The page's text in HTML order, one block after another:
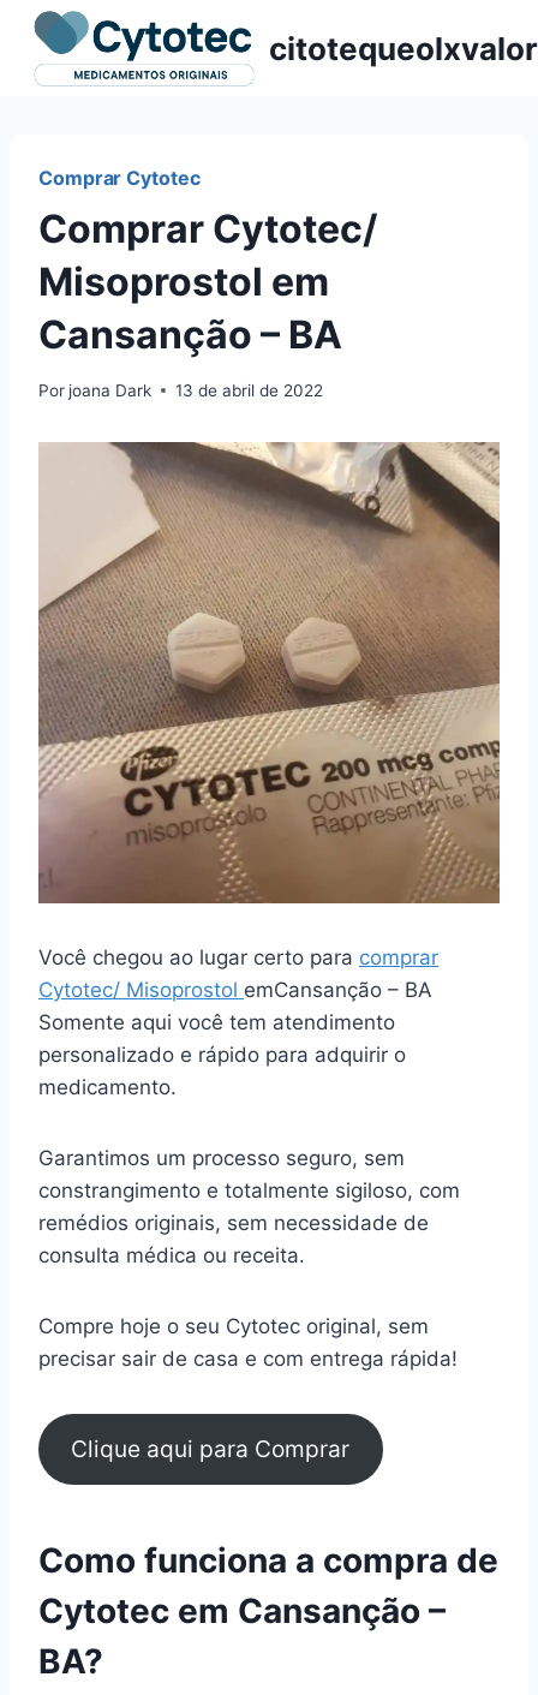
Pular
para
citotequeolxvalor
Comprar Cytotec
Comprar Cytotec/
Misoprostol em
Cansanção – BA
Por joana Dark 13 de abril de 2022
Você chegou ao lugar certo para comprar
Cytotec/ Misoprostol emCansanção – BA
Somente aqui você tem atendimento
personalizado e rápido para adquirir o
medicamento.
Garantimos um processo seguro, sem
constrangimento e totalmente sigiloso, com
remédios originais, sem necessidade de
consulta médica ou receita.
Compre hoje o seu Cytotec original, sem
precisar sair de casa e com entrega rápida!
Clique aqui para Comprar
Como funciona a compra de
Cytotec em Cansanção –
BA?